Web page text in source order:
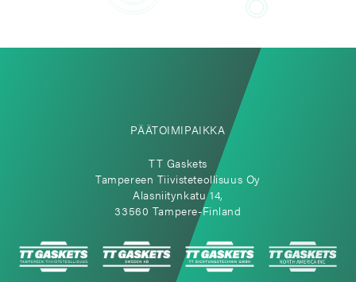
PÄÄTOIMIPAIKKA
TT Gaskets
Tampereen Tiivisteteollisuus Oy
Alasniitynkatu 14,
33560 Tampere-Finland